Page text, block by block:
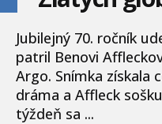
Jubilejný 70. ročník
patril Benovi
Argo. Snímka získala
dráma a Affleck
týždeň sa ...